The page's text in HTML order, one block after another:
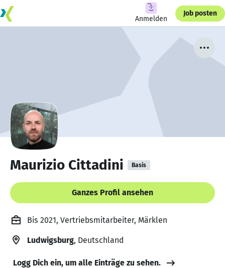
Anmelden
Job posten
Maurizio Cittadini Basis
Ganzes Profil ansehen
Bis 2021, Vertriebsmitarbeiter, Märklen
Ludwigsburg, Deutschland
Logg Dich ein, um alle Einträge zu sehen.